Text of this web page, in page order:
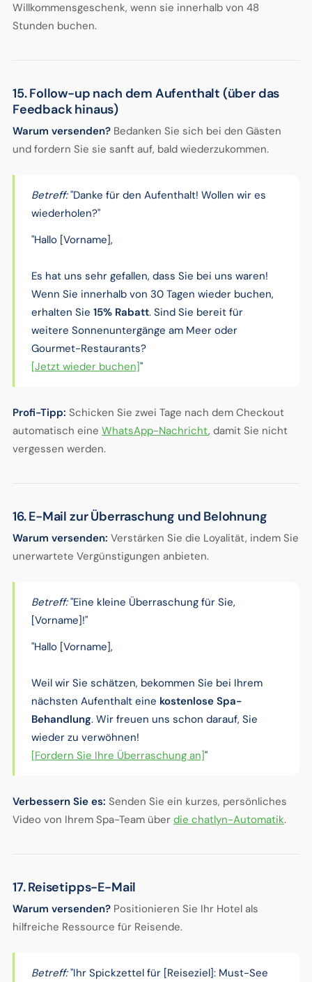
Willkommensgeschenk, wenn sie innerhalb von 48
Stunden buchen.
15. Follow-up nach dem Aufenthalt (über das
Feedback hinaus)
Warum versenden?Bedanken Sie sich bei den Gästen
und fordern Sie sie sanft auf, bald wiederzukommen.
Betreff:"Danke für den Aufenthalt! Wollen wir es
wiederholen?"
"Hallo [Vorname],
Es hat uns sehr gefallen, dass Sie bei uns waren!
Wenn Sie innerhalb von 30 Tagen wieder buchen,
erhalten Sie 15% Rabatt. Sind Sie bereit für
weitere Sonnenuntergänge am Meer oder
Gourmet-Restaurants?
[Jetzt wieder buchen]"
Profi-Tipp: Schicken Sie zwei Tage nach dem Checkout
automatisch eine WhatsApp-Nachricht, damit Sie nicht
vergessen werden.
16. E-Mail zur Überraschung und Belohnung
Warum versenden: Verstärken Sie die Loyalität, indem Sie
unerwartete Vergünstigungen anbieten.
Betreff:"Eine kleine Überraschung für Sie,
[Vorname]!"
"Hallo [Vorname],
Weil wir Sie schätzen, bekommen Sie bei Ihrem
nächsten Aufenthalt eine kostenlose Spa-
Behandlung. Wir freuen uns schon darauf, Sie
wieder zu verwöhnen!
[Fordern Sie Ihre Überraschung an]"
Verbessern Sie es: Senden Sie ein kurzes, persönliches
Video von Ihrem Spa-Team über die chatlyn-Automatik.
17. Reisetipps-E-Mail
Warum versenden?Positionieren Sie Ihr Hotel als
hilfreiche Ressource für Reisende.
Betreff:"Ihr Spickzettel für [Reiseziel]: Must-See